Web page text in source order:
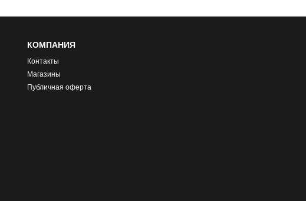
КОМПАНИЯ
Контакты
Магазины
Публичная оферта